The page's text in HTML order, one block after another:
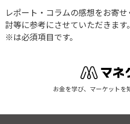
レポート・コラムの感想をお寄
討等に参考にさせていただきます。
※は必須項目です。
お金を学び、マーケットを